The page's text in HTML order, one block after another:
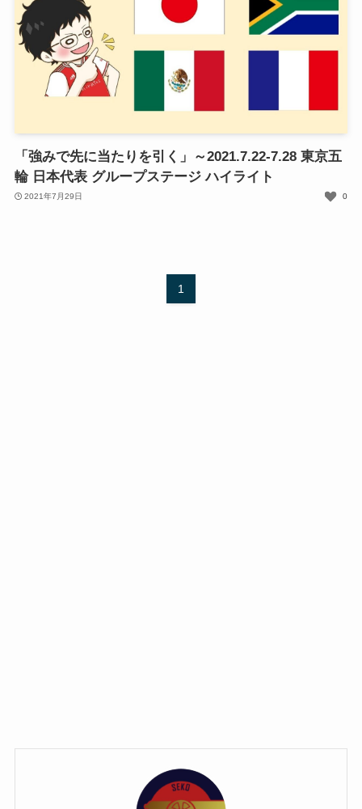
「強みで先に当たりを引く」～2021.7.22-7.28 東京五
輪 日本代表 グループステージ ハイライト
2021年7月29日 0
1